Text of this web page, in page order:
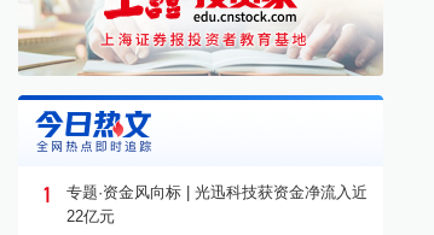
1
专题·资金风向标 | 光迅科技获资金净流入近
22亿元